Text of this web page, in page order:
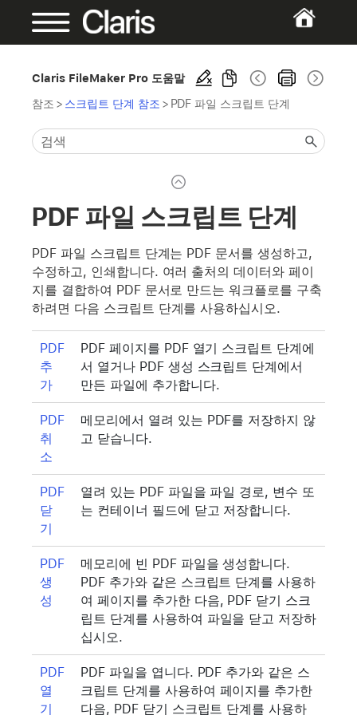
Claris FileMaker Pro 도움말
참조 > 스크립트 단계 참조 > PDF 파일 스크립트 단계
PDF 파일 스크립트 단계
PDF 파일 스크립트 단계는 PDF 문서를 생성하고,
수정하고, 인쇄합니다. 여러 출처의 데이터와 페이
지를 결합하여 PDF 문서로 만드는 워크플로를 구축
하려면 다음 스크립트 단계를 사용하십시오.
PDF
추
가
PDF 페이지를 PDF 열기 스크립트 단계에
서 열거나 PDF 생성 스크립트 단계에서
만든 파일에 추가합니다.
PDF
취
소
메모리에서 열려 있는 PDF를 저장하지 않
고 닫습니다.
PDF
닫
기
열려 있는 PDF 파일을 파일 경로, 변수 또
는 컨테이너 필드에 닫고 저장합니다.
PDF
생
성
메모리에 빈 PDF 파일을 생성합니다.
PDF 추가와 같은 스크립트 단계를 사용하
여 페이지를 추가한 다음, PDF 닫기 스크
립트 단계를 사용하여 파일을 닫고 저장하
십시오.
PDF
열
기
PDF 파일을 엽니다. PDF 추가와 같은 스
크립트 단계를 사용하여 페이지를 추가한
다음, PDF 닫기 스크립트 단계를 사용하